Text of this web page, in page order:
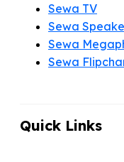
Sewa TV
Sewa
Sewa
Sewa
Quick Links